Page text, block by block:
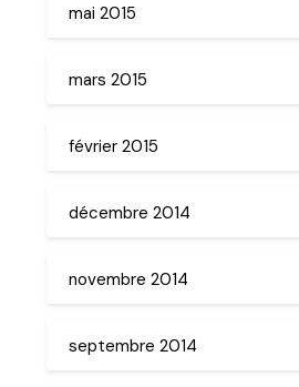
mai 2015
mars 2015
février 2015
décembre 2014
novembre 2014
septembre 2014